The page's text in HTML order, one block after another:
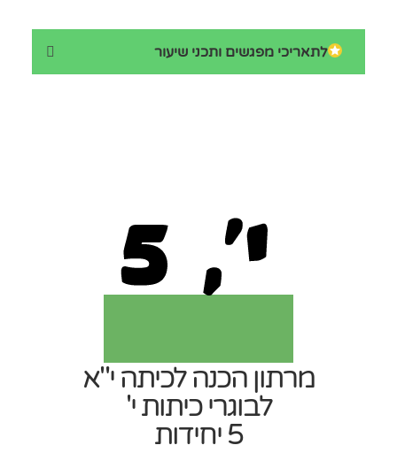
לתאריכי מפגשים ותכני שיעור
מרתון הכנה לכיתה י"א
לבוגרי כיתות י'
5 יחידות